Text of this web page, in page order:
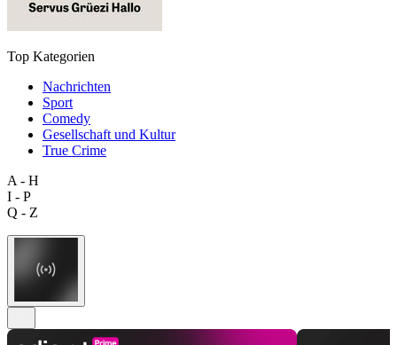
Top Kategorien
Nachrichten
Sport
Comedy
Gesellschaft und Kultur
True Crime
A - H
I - P
Q - Z